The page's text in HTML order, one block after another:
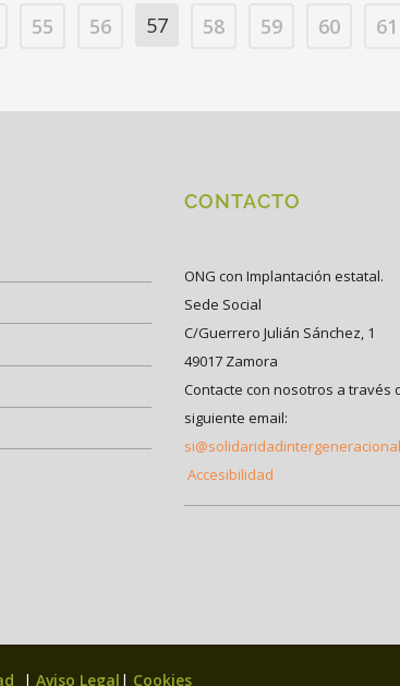
55 56 57 58 59 60 61
CONTACTO
ONG con Implantación estatal.
Sede Social
C/Guerrero Julián Sánchez, 1
49017 Zamora
Contacte con nosotros a través
siguiente email:
Accesibilidad
| Aviso Legal | Cookies